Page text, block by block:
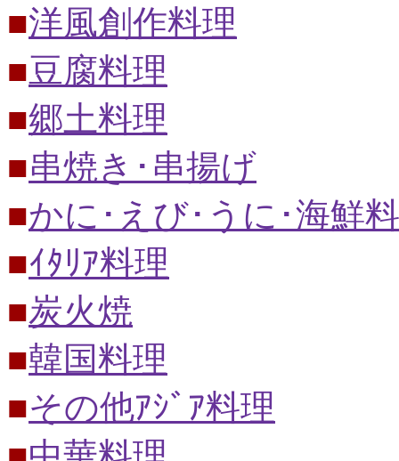
■洋風創作料理
■豆腐料理
■郷土料理
■串焼き･串揚げ
■かに･えび･うに･海鮮
■ｲﾀﾘｱ料理
■炭火焼
■韓国料理
■その他ｱｼﾞｱ料理